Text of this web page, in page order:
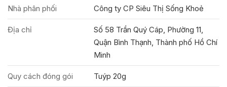
Nhà phân phối Công ty CP Siêu Thị Sống Khoẻ
Địa chỉ
Số 58 Trần Quý Cáp, Phường 11,
Quận Bình Thạnh, Thành phố Hồ Chí
Minh
Quy cách đóng gói Tuýp 20g